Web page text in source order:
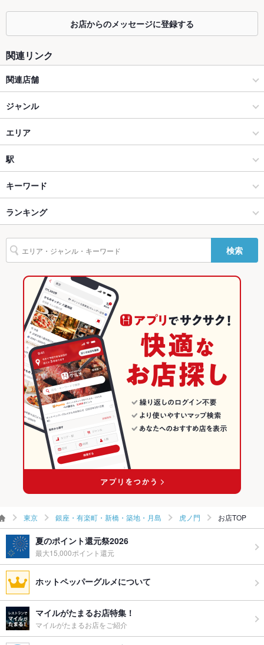
席をご用意しております。
ソファー なし ：多種多様のお席をご用意しております。
テラス席
なし ：テラスは御座いませんが、悪天候でも安心の室内で、ご
設備
Wi-Fi
バリアフリ
ー
駐車場 なし ：お近くのパーキングをご利用下さい
英語メニュ
あり
その他設備 不明点等、お気軽に店舗へご相談ください。
飲み放題 あり ：各種飲み放題コースご用意。予約承っております！
食べ放題 あり ：食べ放題プランをご用意♪
カクテル充実、焼酎充実、日本酒充実、ワイン充実
お子様連れ お子様連れ歓迎 ：お子様連れも歓迎致します。
ウェディン
グパーティ
ウエディングの二次会にも是非どうぞ
プライズ対
可
お店からのメッセージに登録する
関連リンク
関連店舗
南国亭
中華火鍋 食べ放題 南国亭 神田淡路町店
中華火鍋 食べ放題 南国亭 渋谷一号店
中華火鍋 食べ放題 南国亭 町田本店
中華火鍋 食べ放題 南国亭 新宿店
中華火鍋 食べ放題 南国亭 渋谷駅前店
中華火鍋 食べ放題 南国亭 横須賀中央店
ジャンル
中華
中華全般
銀座・有楽町・新橋・築地・月島 × 中華
銀座・有楽町・新橋・築地・月島 × 中華全般
虎ノ門駅 × 中華
虎ノ門駅 × 中華全般
エリア
虎ノ門
虎ノ門 × 中華
虎ノ門 × 中華全般
東京
東京 × 中華
東京 × 中華全般
駅
霞ケ関駅
虎ノ門駅
キーワード
エビ料理
タピオカ 五目焼きそば
ランキング
東京のグルメランキング
東京の中華ランキング
東京の中華全般ランキング
銀座・有楽町・新橋・築地・月島のグルメランキング
銀座・有楽町・新橋・築地・月島の中華ランキング
銀座・有楽町・新橋・築地・月島の中華全般ランキング
虎ノ門のグルメランキング
虎ノ門の中華ランキング
虎ノ門の中華全般ランキング
検索
東京 銀座・有楽町・新橋・築地・月島 虎ノ門 お店TOP
夏のポイント還元祭2026
最大15,000ポイント還元
ホットペッパーグルメについて
マイルがたまるお店特集！
マイルがたまるお店をご紹介